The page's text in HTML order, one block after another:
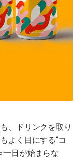
、ドリンクを取り
よく目にする“コ
一日が始まらな